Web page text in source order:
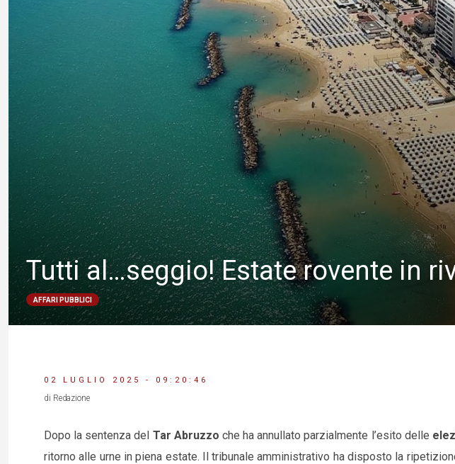
Tutti al…seggio! Estate rovente in
AFFARI PUBBLICI
02 LUGLIO 2025 - 09:20:46
di Redazione
Dopo la sentenza del Tar Abruzzo che ha annullato parzialmente l’esito delle
ritorno alle urne in piena estate. Il tribunale amministrativo ha disposto la